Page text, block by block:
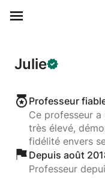
Julie
Professeur
Ce professeur
très élevé,
fidélité envers
Depuis août
Professeur